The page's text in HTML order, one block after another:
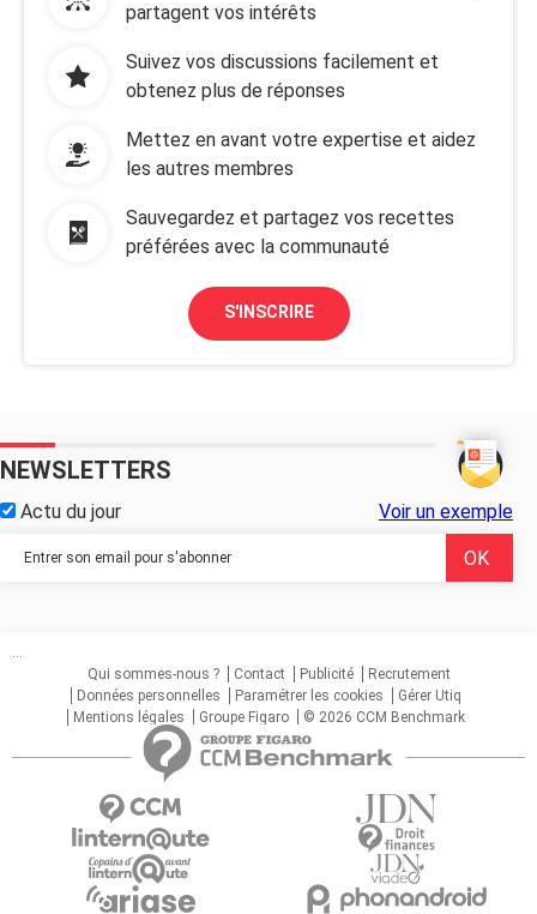
partagent vos intérêts
Suivez vos discussions facilement et
obtenez plus de réponses
Mettez en avant votre expertise et aidez
les autres membres
Sauvegardez et partagez vos recettes
préférées avec la communauté
S'INSCRIRE
NEWSLETTERS
Actu du jour Voir un exemple
...
Qui sommes-nous ?
Contact Publicité
Recrutement
Données personnelles
Paramétrer les cookies
Gérer Utiq
Mentions légales
Groupe Figaro © 2026 CCM Benchmark